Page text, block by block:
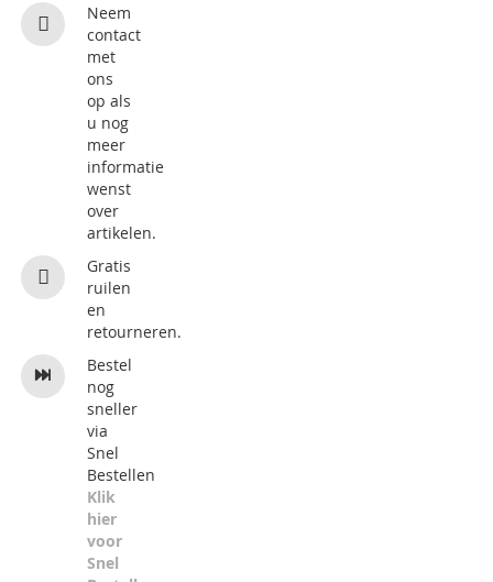
Neem
contact
met
ons
op als
u nog
meer
informatie
wenst
over
artikelen.
Gratis
ruilen
en
retourneren.
Bestel
nog
sneller
via
Snel
Bestellen
Klik
hier
voor
Snel